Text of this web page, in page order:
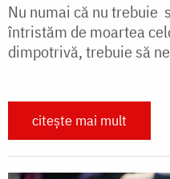
Nu numai că nu trebuie
întristăm de moartea
dimpotrivă, trebuie să
citește mai mult